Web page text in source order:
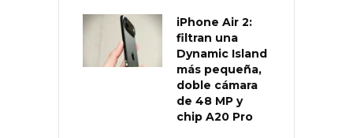
iPhone Air 2:
filtran una
Dynamic Island
más pequeña,
doble cámara
de 48 MP y
chip A20 Pro